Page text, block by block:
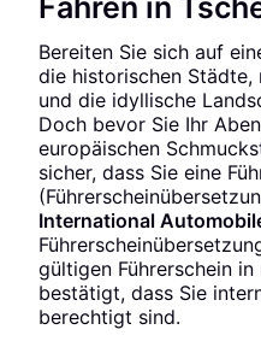
Fahren in
Bereiten Sie sich auf
die historischen Städte,
und die idyllische
Doch bevor Sie Ihr
europäischen
sicher, dass Sie eine
International
gültigen Führerschein
bestätigt, dass Sie
berechtigt sind.